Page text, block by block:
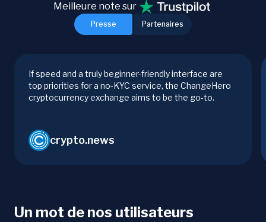
Presse Partenaires
Meilleure note sur
If speed and a truly beginner-friendly interface are
top priorities for a no-KYC service, the ChangeHero
cryptocurrency exchange aims to be the go-to.
crypto.news
Un mot de nos utilisateurs